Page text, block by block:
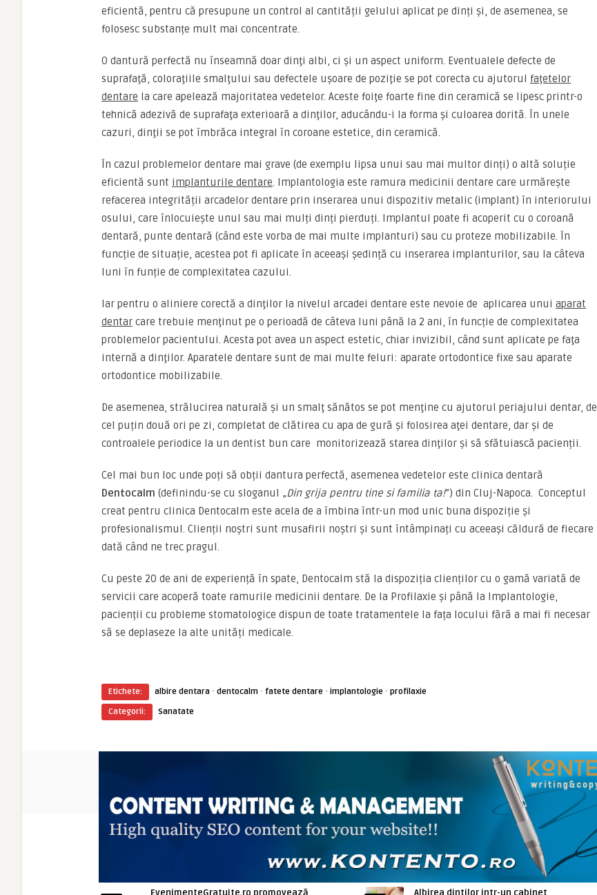
eficientă, pentru că presupune un control al cantității gelului aplicat pe dinți și, de asemenea, se
folosesc substanțe mult mai concentrate.
O dantură perfectă nu înseamnă doar dinţi albi, ci şi un aspect uniform. Eventualele defecte de
suprafaţă, coloraţiile smalţului sau defectele uşoare de poziţie se pot corecta cu ajutorul faţetelor
dentare la care apelează majoritatea vedetelor. Aceste foiţe foarte fine din ceramică se lipesc printr-o
tehnică adezivă de suprafaţa exterioară a dinţilor, aducându-i la forma şi culoarea dorită. În unele
cazuri, dinţii se pot îmbrăca integral în coroane estetice, din ceramică.
În cazul problemelor dentare mai grave (de exemplu lipsa unui sau mai multor dinți) o altă soluție
eficientă sunt implanturile dentare. Implantologia este ramura medicinii dentare care urmărește
refacerea integrității arcadelor dentare prin inserarea unui dispozitiv metalic (implant) în interiorului
osului, care înlocuiește unul sau mai mulți dinți pierduți. Implantul poate fi acoperit cu o coroană
dentară, punte dentară (când este vorba de mai multe implanturi) sau cu proteze mobilizabile. În
funcție de situație, acestea pot fi aplicate în aceeași ședință cu inserarea implanturilor, sau la câteva
luni în funție de complexitatea cazului.
Iar pentru o aliniere corectă a dinţilor la nivelul arcadei dentare este nevoie de aplicarea unui aparat
dentar care trebuie menţinut pe o perioadă de câteva luni până la 2 ani, în funcție de complexitatea
problemelor pacientului. Acesta pot avea un aspect estetic, chiar invizibil, când sunt aplicate pe faţa
internă a dinţilor. Aparatele dentare sunt de mai multe feluri: aparate ortodontice fixe sau aparate
ortodontice mobilizabile.
De asemenea, strălucirea naturală şi un smalţ sănătos se pot menţine cu ajutorul periajului dentar, de
cel puțin două ori pe zi, completat de clătirea cu apa de gură şi folosirea aţei dentare, dar şi de
controalele periodice la un dentist bun care monitorizează starea dinţilor și să sfătuiască pacienții.
Cel mai bun loc unde poți să obții dantura perfectă, asemenea vedetelor este clinica dentară
Dentocalm (definindu-se cu sloganul „Din grija pentru tine si familia ta!”) din Cluj-Napoca. Conceptul
creat pentru clinica Dentocalm este acela de a îmbina într-un mod unic buna dispoziție și
profesionalismul. Clienții noștri sunt musafirii noștri și sunt întâmpinați cu aceeași căldură de fiecare
dată când ne trec pragul.
Cu peste 20 de ani de experiență în spate, Dentocalm stă la dispoziția clienților cu o gamă variată de
servicii care acoperă toate ramurile medicinii dentare. De la Profilaxie și până la Implantologie,
pacienții cu probleme stomatologice dispun de toate tratamentele la fața locului fără a mai fi necesar
să se deplaseze la alte unități medicale.
Etichete: albire dentara · dentocalm · fatete dentare · implantologie · profilaxie
Categorii:
Sanatate
ARTICOLE ASEMANATOARE